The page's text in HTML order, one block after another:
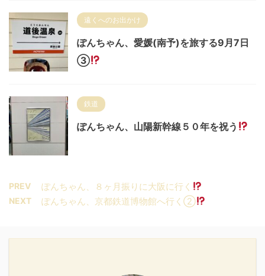
遠くへのお出かけ
ぽんちゃん、愛媛(南予)を旅する9月7日
③
鉄道
ぽんちゃん、山陽新幹線５０年を祝う
PREV ぽんちゃん、８ヶ月振りに大阪に行く
NEXT ぽんちゃん、京都鉄道博物館へ行く②